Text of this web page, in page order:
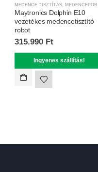
MEDENCE TISZTÍTÁS MEDENCEPORSZÍVÓ ROBOTOK
Maytronics Dolphin E10
vezetékes medencetisztító
robot
315.990 Ft
Ingyenes szállítás!